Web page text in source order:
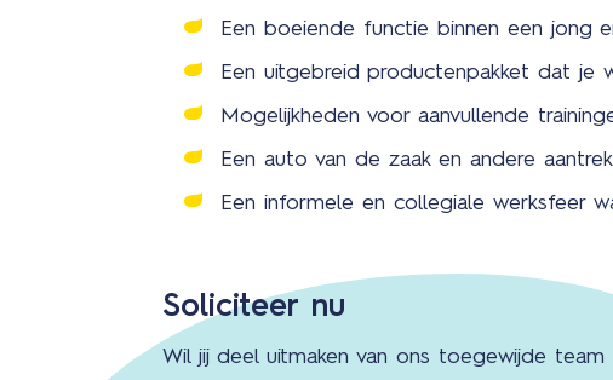
Een boeiende functie binnen een jong
Een uitgebreid productenpakket dat je
Mogelijkheden voor aanvullende
Een auto van de zaak en andere
Een informele en collegiale werksfeer
Soliciteer nu
Wil jij deel uitmaken van ons toegewijde